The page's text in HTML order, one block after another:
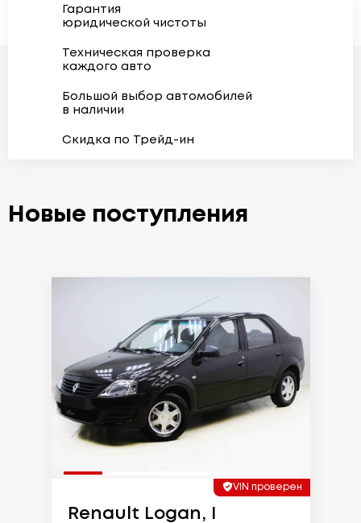
Гарантия
юридической чистоты
Техническая проверка
каждого авто
Большой выбор автомобилей
в наличии
Скидка по Трейд-ин
Новые поступления
VIN проверен
Renault Logan, I